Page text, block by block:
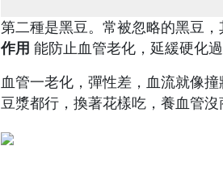
第二種是黑豆。常被忽略的黑豆
作用 能防止血管老化，延緩硬化過
血管一老化，彈性差，血流就像
豆漿都行，換著花樣吃，養血管沒